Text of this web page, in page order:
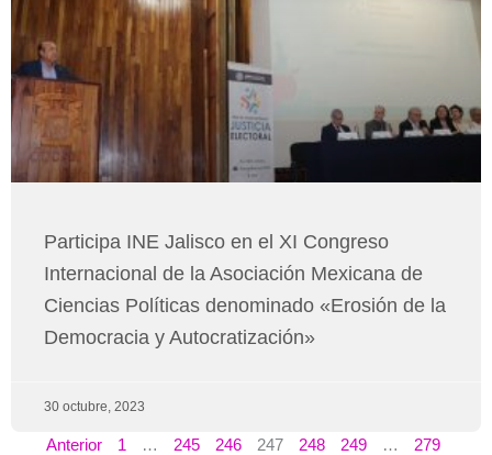
Participa INE Jalisco en el XI Congreso
Internacional de la Asociación Mexicana de
Ciencias Políticas denominado «Erosión de la
Democracia y Autocratización»
30 octubre, 2023
Anterior 1 … 245 246 247 248 249 …
279